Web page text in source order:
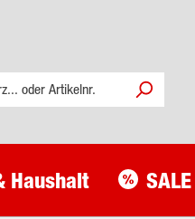
Haushalt SALE